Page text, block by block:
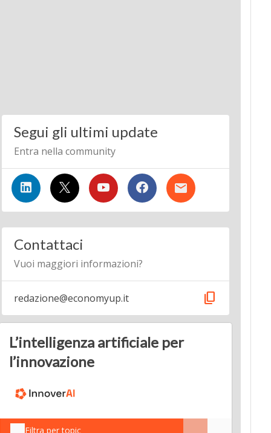
Segui gli ultimi update
Entra nella community
Contattaci
Vuoi maggiori informazioni?
redazione@economyup.it content_copy
L’intelligenza artificiale per
l’innovazione
Filtra per topic